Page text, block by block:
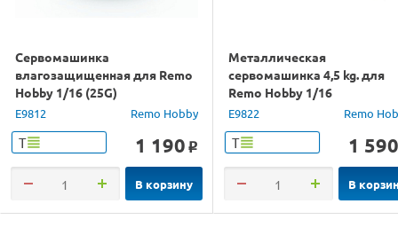
Сервомашинка
влагозащищенная для Remo
Hobby 1/16 (25G)
E9812 Remo Hobby
Т 1 190 o
В корзину
Металлическая
сервомашинка 4,5 kg. для
Remo Hobby 1/16
E9822 Remo
Т 1 590
В